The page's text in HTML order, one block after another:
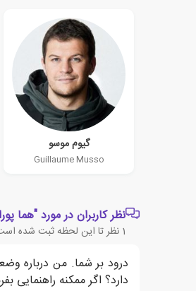
گیوم موسو
Guillaume Musso
نظر کاربران در مورد "هما
1 نظر تا این لحظه ثبت شده
درود بر شما. من درباره
دارد؟ اگر ممکنه راهنمایی